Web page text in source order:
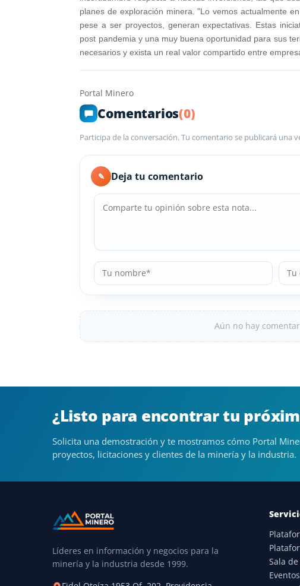
planes de exploración minera. "Lo vemos actualmente
pese a ser proyectos, generan expectativas. Estas
post pandemia y una muy buena oportunidad para sus
necesarios y exista un real valor compartido entre
Portal Minero
Comentarios(0)
Participa de la conversación. Tu comentario se publicará una
✎ Deja tu comentario
Aún no hay
¿Listo para encontrar tu
Solicita una demostración y te mostramos cómo Portal
proyectos, licitaciones y clientes de la minería y la industria.
Líderes en información y negocios para la
minería y la industria desde 1999.
Sala
Eventos